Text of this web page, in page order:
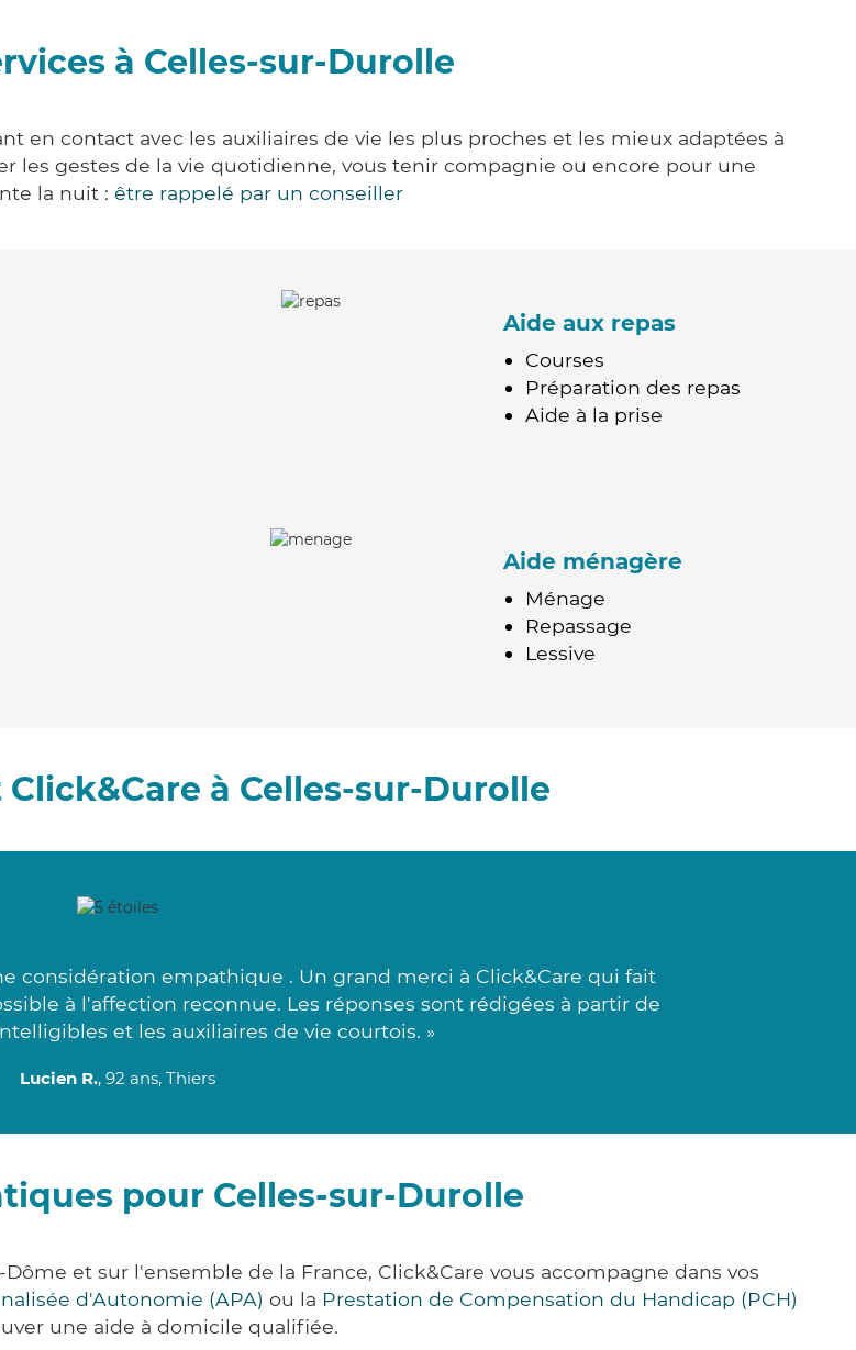
à Celles-sur-Durolle
en contact avec les auxiliaires de vie les plus proches et les mieux adaptées à
les gestes de la vie quotidienne, vous tenir compagnie ou encore pour une
la nuit : être rappelé par un conseiller
Aide aux repas
Courses
Préparation des repas
Aide à la prise
Aide ménagère
Ménage
Repassage
Lessive
à Celles-sur-Durolle
considération empathique . Un grand merci à Click&Care qui fait
à l'affection reconnue. Les réponses sont rédigées à partir de
et les auxiliaires de vie courtois. »
Lucien R., 92 ans, Thiers
pour Celles-sur-Durolle
et sur l'ensemble de la France, Click&Care vous accompagne dans vos
d'Autonomie (APA) ou la Prestation de Compensation du Handicap (PCH)
une aide à domicile qualifiée.